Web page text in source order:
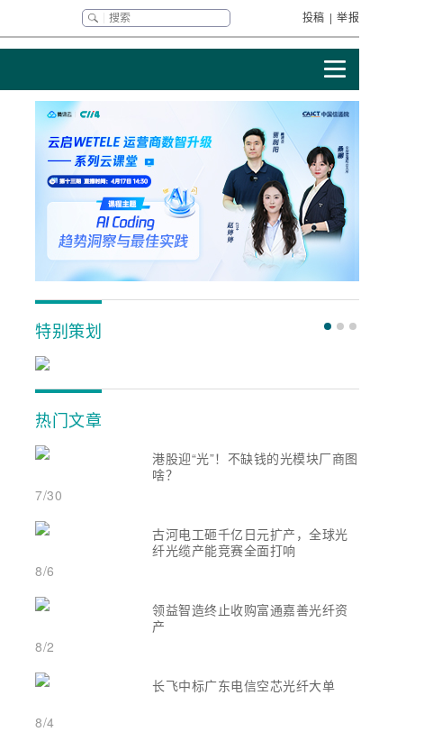
投稿 | 举报
特别策划
热门文章
港股迎“光”！不缺钱的光模块厂商图
啥？
7/30
古河电工砸千亿日元扩产，全球光
纤光缆产能竞赛全面打响
8/6
领益智造终止收购富通嘉善光纤资
产
8/2
长飞中标广东电信空芯光纤大单
8/4